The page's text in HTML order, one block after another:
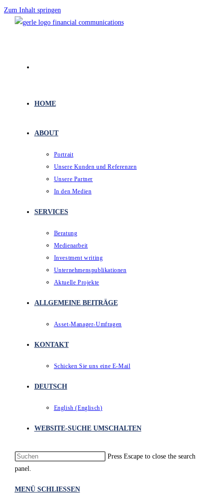
Zum Inhalt springen
HOME
ABOUT
Portrait
Unsere Kunden und Referenzen
Unsere Partner
In den Medien
SERVICES
Beratung
Medienarbeit
Investment writing
Unternehmenspublikationen
Aktuelle Projekte
ALLGEMEINE BEITRÄGE
Asset-Manager-Umfragen
KONTAKT
Schicken Sie uns eine E-Mail
DEUTSCH
English (Englisch)
WEBSITE-SUCHE UMSCHALTEN
Press Escape to close the search
panel.
MENÜ SCHLIESSEN